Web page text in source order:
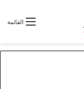
القائمة